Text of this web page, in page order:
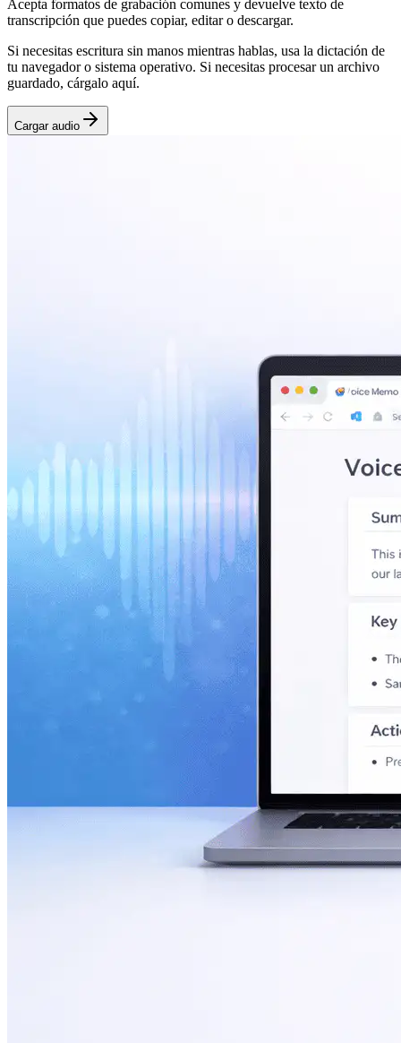
Acepta formatos de grabación comunes y devuelve texto de
transcripción que puedes copiar, editar o descargar.
Si necesitas escritura sin manos mientras hablas, usa la dictación de
tu navegador o sistema operativo. Si necesitas procesar un archivo
guardado, cárgalo aquí.
Cargar audio